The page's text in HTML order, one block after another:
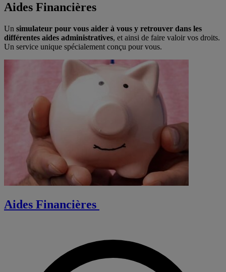
Aides Financières
Un simulateur pour vous aider à vous y retrouver dans les
différentes aides administratives, et ainsi de faire valoir vos droits.
Un service unique spécialement conçu pour vous.
Aides Financières